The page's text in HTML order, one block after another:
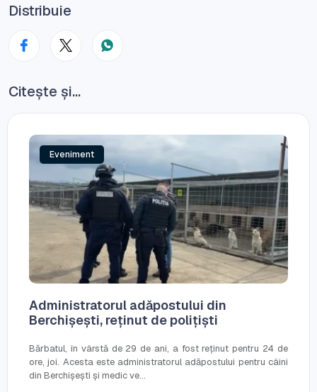
Distribuie
Citește și...
Eveniment
Administratorul adăpostului din
Berchișești, reținut de polițiști
Bărbatul, în vârstă de 29 de ani, a fost reținut pentru 24 de
ore, joi. Acesta este administratorul adăpostului pentru câini
din Berchișești și medic ve...